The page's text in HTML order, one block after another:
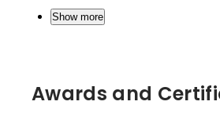
Show more
Awards and